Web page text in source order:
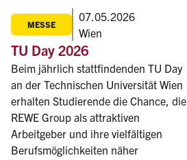
MESSE
07.05.2026
Wien
TU Day 2026
Beim jährlich stattfindenden TU Day
an der Technischen Universität Wien
erhalten Studierende die Chance, die
REWE Group als attraktiven
Arbeitgeber und ihre vielfältigen
Berufsmöglichkeiten näher